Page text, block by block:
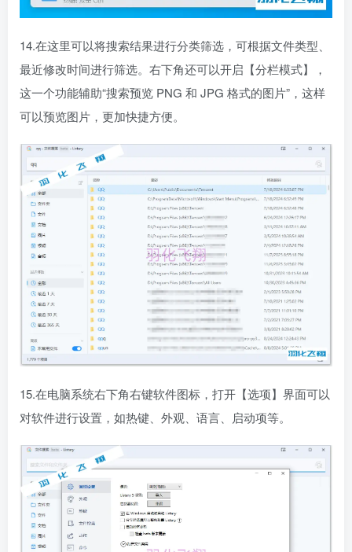
14.在这里可以将搜索结果进行分类筛选，可根据文件类型、
最近修改时间进行筛选。右下角还可以开启【分栏模式】，
这一个功能辅助“搜索预览 PNG 和 JPG 格式的图片”，这样
可以预览图片，更加快捷方便。
15.在电脑系统右下角右键软件图标，打开【选项】界面可以
对软件进行设置，如热键、外观、语言、启动项等。